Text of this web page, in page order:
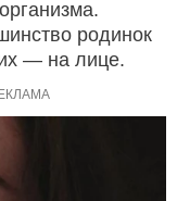
родинок
— на лице.